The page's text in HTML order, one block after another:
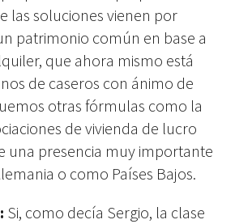
las soluciones vienen por
patrimonio común en base a
que ahora mismo está
de caseros con ánimo de
otras fórmulas como la
de vivienda de lucro
una presencia muy importante
o como Países Bajos.
Si, como decía Sergio, la clase